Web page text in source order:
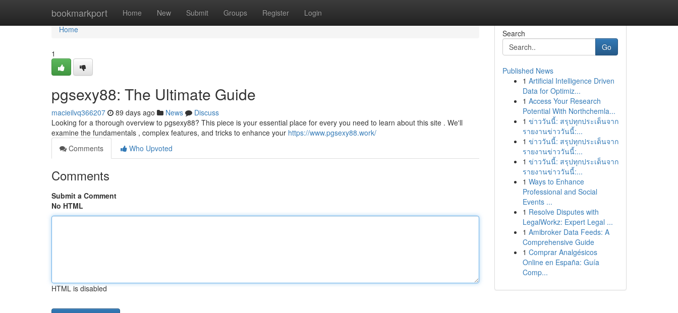
bookmarkport Home New Submit Groups Register Login
Home
Home
1
pgsexy88: The Ultimate Guide
macieilvq366207 89 days ago News
Discuss
Looking for a thorough overview to pgsexy88? This piece is your essential place for every you need to learn about this site . We'll
examine the fundamentals , complex features, and tricks to enhance your https://www.pgsexy88.work/
Comments
Who Upvoted
Comments
Submit a Comment
No HTML
HTML is disabled
Search
Go
Published News
1 Artificial Intelligence Driven
Data for Optimiz...
1 Access Your Research
Potential With Northchemla...
1 ข่าววันนี้: สรุปทุกประเด็นจาก
รายงานข่าววันนี้:...
1 ข่าววันนี้: สรุปทุกประเด็นจาก
รายงานข่าววันนี้:...
1 ข่าววันนี้: สรุปทุกประเด็นจาก
รายงานข่าววันนี้:...
1 Ways to Enhance
Professional and Social
Events ...
1 Resolve Disputes with
LegalWorkz: Expert Legal ...
1 Amibroker Data Feeds: A
Comprehensive Guide
1 Comprar Analgésicos
Online en España: Guía
Comp...